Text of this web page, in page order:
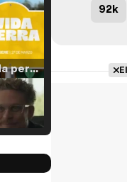
Tráiler 'Vida perra' (2026)
92k